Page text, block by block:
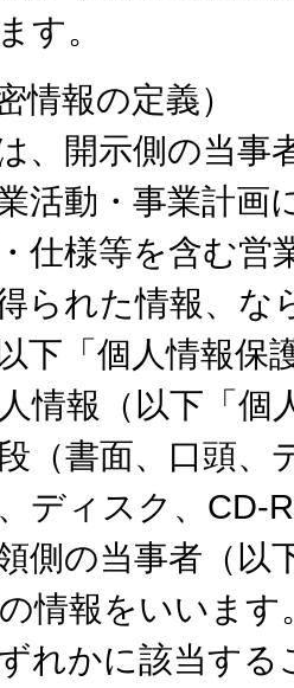
す。
情報の定義）
、開示側の当事
活動・事業計画
仕様等を含む営
られた情報、な
下「個人情報保
情報（以下「個
（書面、口頭
ディスク、CD-
側の当事者（以
情報をいいま
れかに該当す